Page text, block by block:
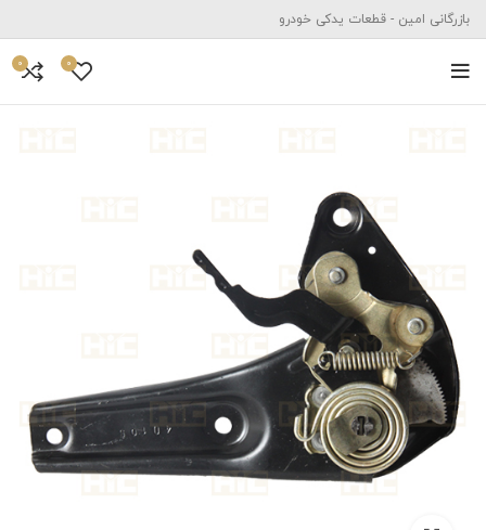
بازرگانی امین - قطعات یدکی خودرو
0
0